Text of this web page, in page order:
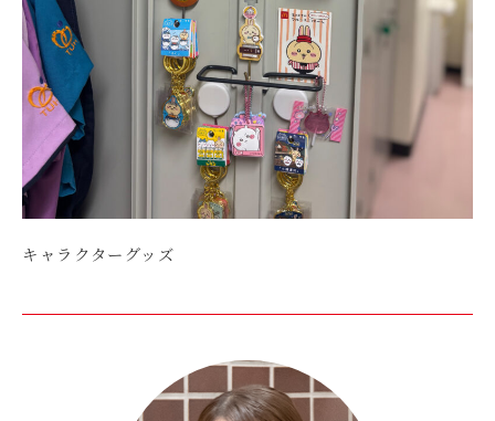
キャラクターグッズ